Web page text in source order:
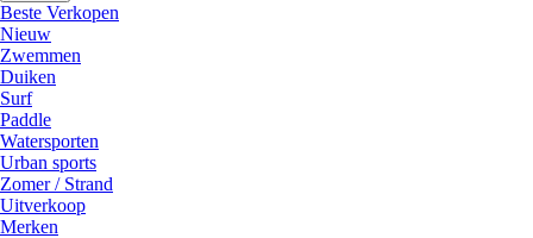
Beste Verkopen
Nieuw
Zwemmen
Duiken
Surf
Paddle
Watersporten
Urban sports
Zomer / Strand
Uitverkoop
Merken